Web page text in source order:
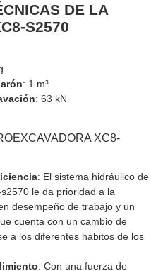
DE LA
S2570
: 1 m³
: 63 kN
XC8-
: El sistema hidráulico de
le da prioridad a la
desempeño de trabajo y un
cuenta con un cambio de
a los diferentes hábitos de los
: Con una fuerza de